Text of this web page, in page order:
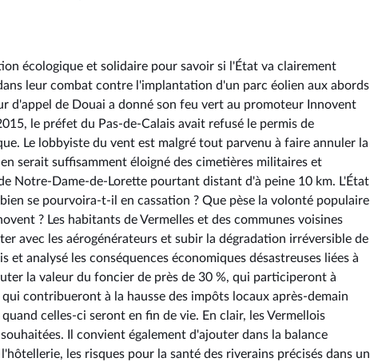
écologique et solidaire pour savoir si l'État va clairement
leur combat contre l'implantation d'un parc éolien aux abords
d'appel de Douai a donné son feu vert au promoteur Innovent
le préfet du Pas-de-Calais avait refusé le permis de
Le lobbyiste du vent est malgré tout parvenu à faire annuler la
serait suffisamment éloigné des cimetières militaires et
Notre-Dame-de-Lorette pourtant distant d'à peine 10 km. L'État
se pourvoira-t-il en cassation ? Que pèse la volonté populaire
? Les habitants de Vermelles et des communes voisines
avec les aérogénérateurs et subir la dégradation irréversible de
analysé les conséquences économiques désastreuses liées à
la valeur du foncier de près de 30 %, qui participeront à
contribueront à la hausse des impôts locaux après-demain
celles-ci seront en fin de vie. En clair, les Vermellois
Il convient également d'ajouter dans la balance
les risques pour la santé des riverains précisés dans un